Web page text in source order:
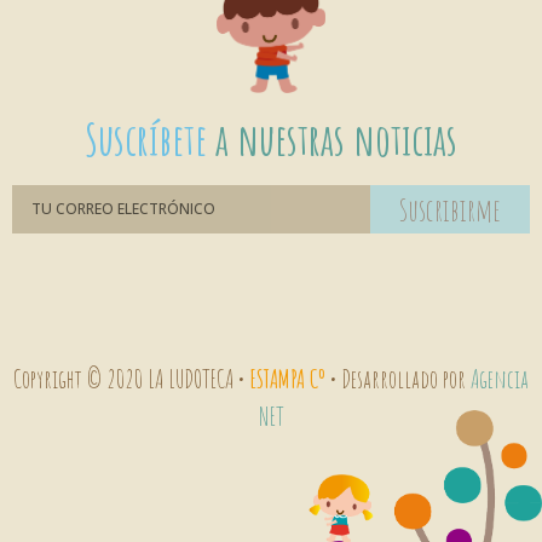
Suscríbetea nuestras noticias
Suscribirme
Copyright © 2020 LA LUDOTECA • ESTAMPA Cº • Desarrollado porAgencia
NET